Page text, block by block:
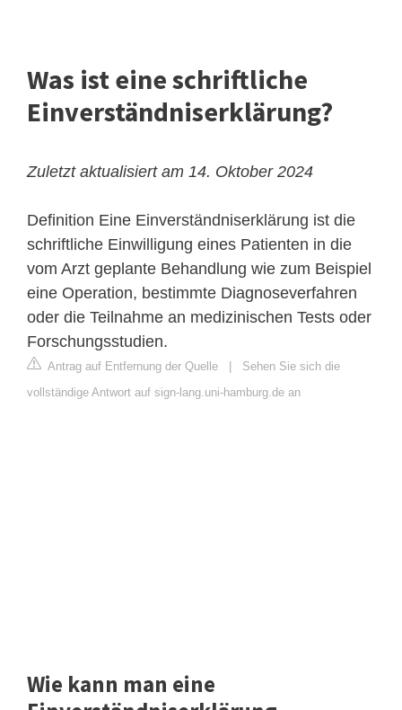
Was ist eine schriftliche
Einverständniserklärung?
Zuletzt aktualisiert am 14. Oktober 2024
Definition Eine Einverständniserklärung ist die
schriftliche Einwilligung eines Patienten in die
vom Arzt geplante Behandlung wie zum Beispiel
eine Operation, bestimmte Diagnoseverfahren
oder die Teilnahme an medizinischen Tests oder
Forschungsstudien.
Antrag auf Entfernung der Quelle
Sehen Sie sich die
vollständige Antwort auf sign-lang.uni-hamburg.de an
Wie kann man eine